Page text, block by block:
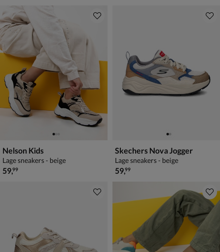
Nelson Kids
Lage sneakers - beige
€ 59,99
59,99
Skechers Nova Jogger
Lage sneakers - beige
€ 59,99
59,99